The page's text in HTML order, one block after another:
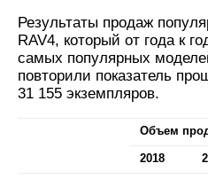
Результаты продаж
RAV4, который от года к
самых популярных
повторили показатель
31 155 экземпляров.
Объем
2018